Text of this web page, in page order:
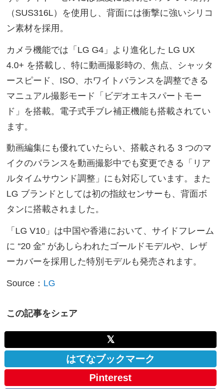
（SUS316L）を使用し、背面には衝撃に強いシリコ
ン素材を採用。
カメラ機能では「LG G4」より進化した LG UX
4.0+ を搭載し、特に動画撮影時の、焦点、シャッタ
ースピード、ISO、ホワイトバランスを調整できる
マニュアル撮影モード「ビデオエキスパートモー
ド」を搭載。電子式手ブレ補正機能も搭載されてい
ます。
動画編集にも優れていたらい、搭載される 3 つのマ
イクのバランスを動画撮影中でも変更できる「リア
ルタイムサウンド調整」にも対応しています。また
LG ブランドとしては初の指紋センサーも、背面ボ
タンに搭載されました。
「LG V10」は中国や香港において、サイドフレーム
に “20 金” があしらわれたゴールドモデルや、レザ
ーカバーを採用した特別モデルも発売されます。
Source： LG
この記事をシェア
𝕏
はてなブックマーク
Pinterest